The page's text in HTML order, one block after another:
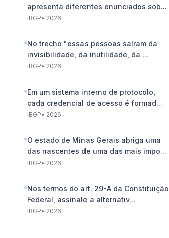
apresenta diferentes enunciados sob...
IBGP• 2026
No trecho "essas pessoas saíram da
invisibilidade, da inutilidade, da ...
IBGP• 2026
Em um sistema interno de protocolo,
cada credencial de acesso é formad...
IBGP• 2026
O estado de Minas Gerais abriga uma
das nascentes de uma das mais impo...
IBGP• 2026
Nos termos do art. 29-A da Constituição
Federal, assinale a alternativ...
IBGP• 2026